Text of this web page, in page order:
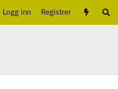
Logg inn Registrer